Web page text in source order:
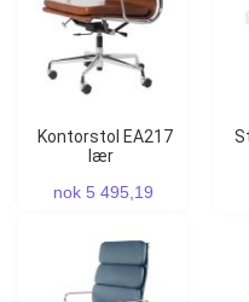
Kontorstol EA217
lær
nok 5 495,19
Styreleder EA219